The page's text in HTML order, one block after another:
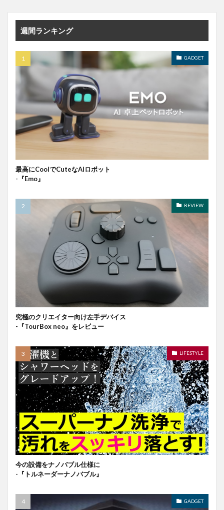
週間ランキング
GADGET
最高にCoolでCuteなAIロボット
-『Emo』
REVIEW
究極のクリエイター向け左手デバイス
-『TourBox neo』をレビュー
LIFESTYLE
今の設備をナノバブル仕様に
-『トルネーダーナノバブル』
GADGET